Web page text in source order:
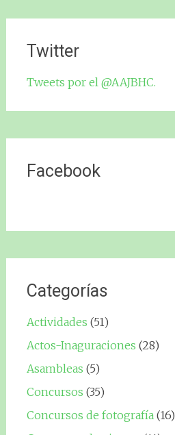
Twitter
Tweets por el @AAJBHC.
Facebook
Categorías
Actividades (51)
Actos-Inaguraciones (28)
Asambleas (5)
Concursos (35)
Concursos de fotografía (16)